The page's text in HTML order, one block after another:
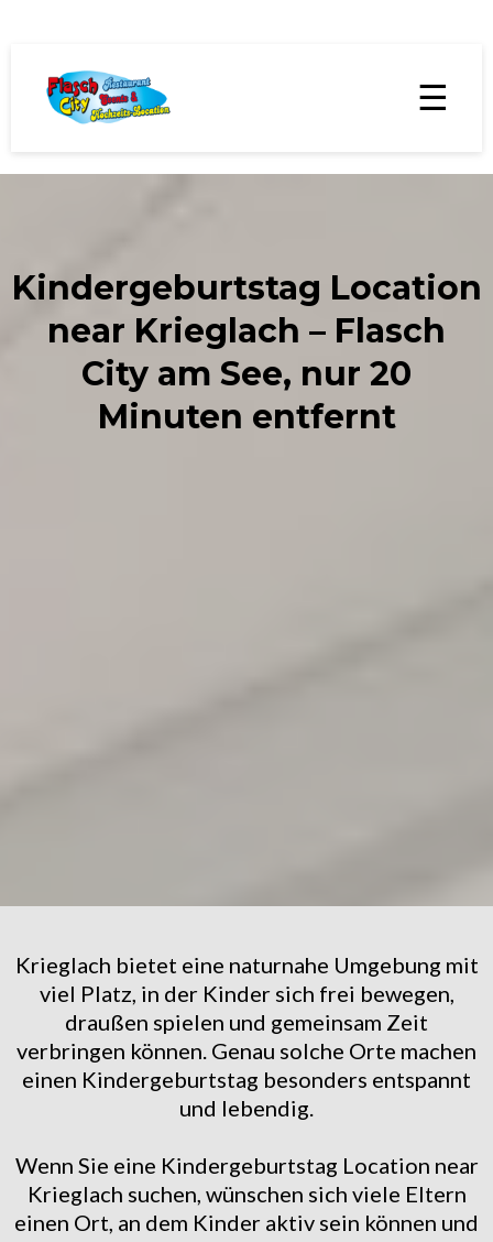
☰
Kindergeburtstag Location
near Krieglach – Flasch
City am See, nur 20
Minuten entfernt
Krieglach bietet eine naturnahe Umgebung mit
viel Platz, in der Kinder sich frei bewegen,
draußen spielen und gemeinsam Zeit
verbringen können. Genau solche Orte machen
einen Kindergeburtstag besonders entspannt
und lebendig.
Wenn Sie eine Kindergeburtstag Location near
Krieglach suchen, wünschen sich viele Eltern
einen Ort, an dem Kinder aktiv sein können und